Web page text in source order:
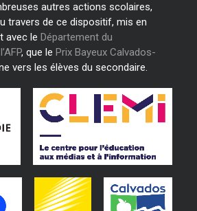
autres actions scolaires,
travers de ce dispositif, mis en
avec le Département du
l’AFP, que le Prix Bayeux Calvados-
vers les élèves du secondaire.